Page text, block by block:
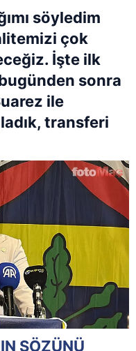
söyledim
çok
İşte ilk
sonra
ile
transferi
SÖZÜNÜ